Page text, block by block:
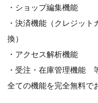
・ショップ編集機能
・決済機能（クレジッ
換）
・アクセス解析機能
・受注・在庫管理機能
全ての機能を完全無料で